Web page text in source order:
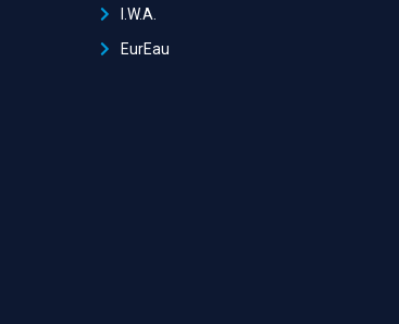
I.W.A.
EurEau